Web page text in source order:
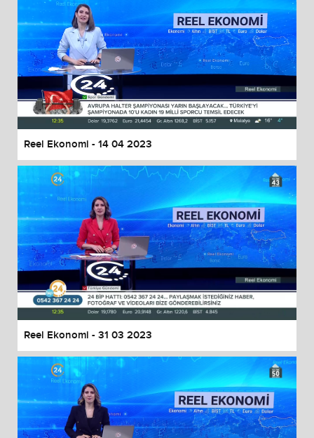
Reel Ekonomi - 14 04 2023
Reel Ekonomi - 31 03 2023